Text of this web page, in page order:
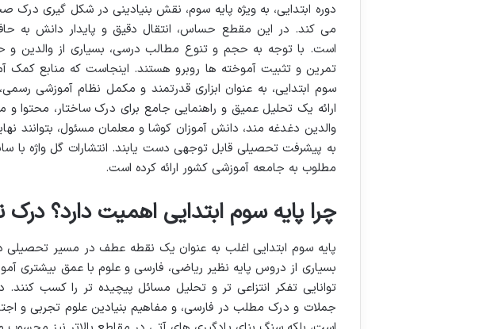
دوره ابتدایی، به ویژه پایه سوم، نقش بنیادینی در شکل گیری
می کند. در این مقطع حساس، انتقال دقیق و پایدار دانش به
است. با توجه به حجم و تنوع مطالب درسی، بسیاری از والدین و
تمرین و تثبیت آموخته ها روبرو هستند. اینجاست که منابع کمک
سوم ابتدایی، به عنوان ابزاری قدرتمند و مکمل نظام آموزشی
ارائه یک تحلیل عمیق و راهنمایی جامع برای درک ساختار، محتوا و
والدین دغدغه مند، دانش آموزان کوشا و معلمان مسئول، بتوانند
به پیشرفت تحصیلی قابل توجهی دست یابند. انتشارات گل واژه با
مطلوب به جامعه آموزشی کشور ارائه کرده است.
چرا پایه سوم ابتدایی اهمیت دارد؟
پایه سوم ابتدایی اغلب به عنوان یک نقطه عطف در مسیر تحصیلی
بسیاری از دروس پایه نظیر ریاضی، فارسی و علوم با عمق بیشتری
توانایی تفکر انتزاعی تر و تحلیل مسائل پیچیده تر را کسب
جملات و درک مطلب در فارسی، و مفاهیم بنیادین علوم تجربی و